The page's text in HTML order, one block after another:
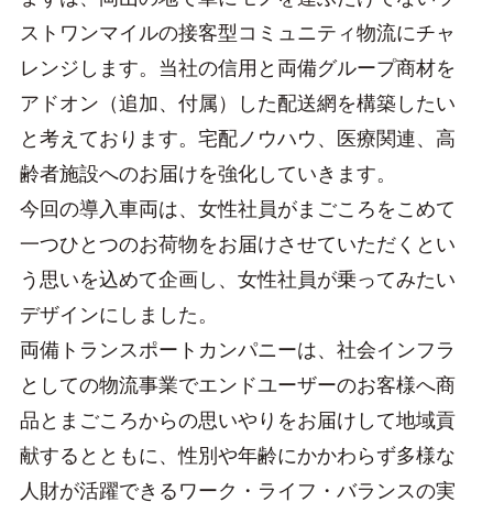
ストワンマイルの接客型コミュニティ物流にチャ
レンジします。当社の信用と両備グループ商材を
アドオン（追加、付属）した配送網を構築したい
と考えております。宅配ノウハウ、医療関連、高
齢者施設へのお届けを強化していきます。
今回の導入車両は、女性社員がまごころをこめて
一つひとつのお荷物をお届けさせていただくとい
う思いを込めて企画し、女性社員が乗ってみたい
デザインにしました。
両備トランスポートカンパニーは、社会インフラ
としての物流事業でエンドユーザーのお客様へ商
品とまごころからの思いやりをお届けして地域貢
献するとともに、性別や年齢にかかわらず多様な
人財が活躍できるワーク・ライフ・バランスの実